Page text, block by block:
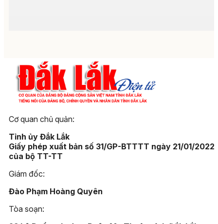
Cơ quan chủ quản:
Tỉnh ủy Đắk Lắk
Giấy phép xuất bản số 31/GP-BTTTT ngày 21/01/2022
của bộ TT-TT
Giám đốc:
Đào Phạm Hoàng Quyên
Tòa soạn: